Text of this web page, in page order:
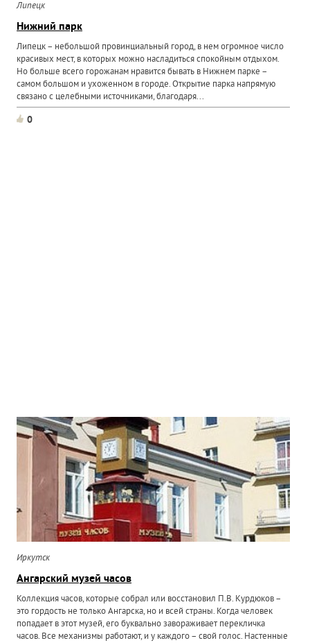
Липецк
Нижний парк
Липецк – небольшой провинциальный город, в нем огромное число
красивых мест, в которых можно насладиться спокойным отдыхом.
Но больше всего горожанам нравится бывать в Нижнем парке –
самом большом и ухоженном в городе. Открытие парка напрямую
связано с целебными источниками, благодаря...
0
Иркутск
Ангарский музей часов
Коллекция часов, которые собрал или восстановил П.В. Курдюков –
это гордость не только Ангарска, но и всей страны. Когда человек
попадает в этот музей, его буквально завораживает перекличка
часов. Все механизмы работают, и у каждого – свой голос. Настенные